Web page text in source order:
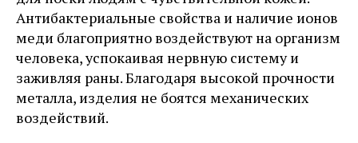
Антибактериальные свойства и наличие ионов
меди благоприятно воздействуют на организм
человека, успокаивая нервную систему и
заживляя раны. Благодаря высокой прочности
металла, изделия не боятся механических
воздействий.